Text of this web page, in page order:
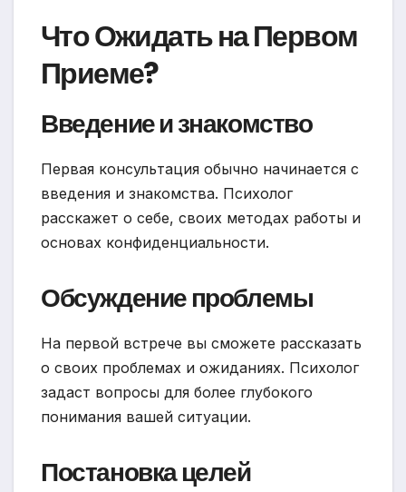
Что Ожидать на Первом
Приеме?
Введение и знакомство
Первая консультация обычно начинается с
введения и знакомства. Психолог
расскажет о себе, своих методах работы и
основах конфиденциальности.
Обсуждение проблемы
На первой встрече вы сможете рассказать
о своих проблемах и ожиданиях. Психолог
задаст вопросы для более глубокого
понимания вашей ситуации.
Постановка целей